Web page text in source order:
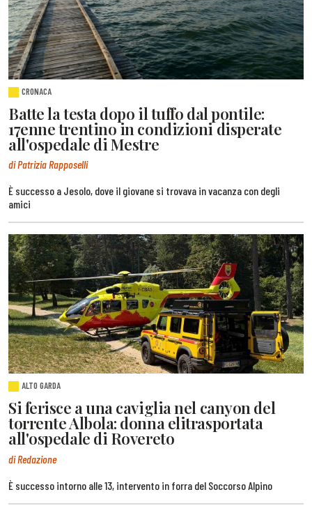
CRONACA
Batte la testa dopo il tuffo dal pontile:
17enne trentino in condizioni disperate
all'ospedale di Mestre
di Patrizia Rapposelli
È successo a Jesolo, dove il giovane si trovava in vacanza con degli
amici
ALTO GARDA
Si ferisce a una caviglia nel canyon del
torrente Albola: donna elitrasportata
all'ospedale di Rovereto
di Redazione
È successo intorno alle 13, intervento in forra del Soccorso Alpino